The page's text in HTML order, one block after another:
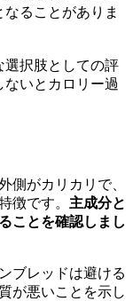
ることがありま
選択肢としての評
いとカロリー過
側がカリカリで、
徴です。 主成分と
ことを確認しまし
ブレッドは避ける
が悪いことを示し